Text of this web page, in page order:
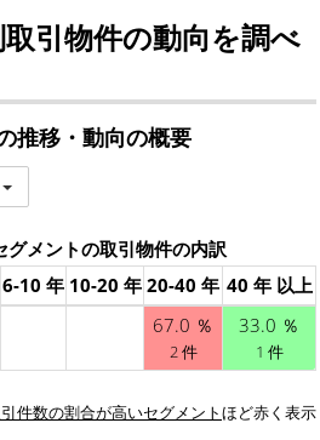
引物件の動向を調べ
推移・動向の概要
グメントの取引物件の内訳
6-10 年 10-20 年 20-40 年 40 年 以上
67.0 ％
2 件
33.0 ％
1 件
件数の割合が高いセグメントほど赤く表示